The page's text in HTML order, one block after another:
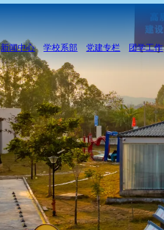
新闻中心 学校系部 党建专栏 团学工作